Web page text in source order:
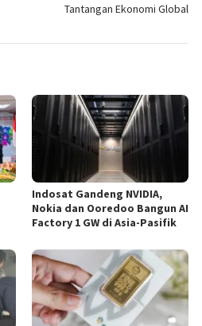
Tantangan Ekonomi Global
Indosat Gandeng NVIDIA,
Nokia dan Ooredoo Bangun AI
Factory 1 GW di Asia-Pasifik